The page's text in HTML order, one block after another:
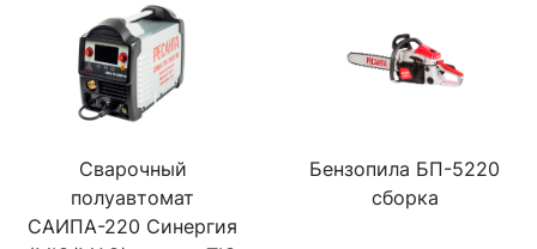
Сварочный
полуавтомат
САИПА-220 Синергия
Бензопила БП-5220
сборка